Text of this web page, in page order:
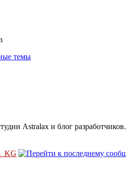
темы
Astralax и блог разработчиков.